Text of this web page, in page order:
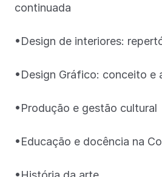
continuada
•Design de interiores:
•Design Gráfico: conceito e
•Produção e gestão cultural
•Educação e docência na